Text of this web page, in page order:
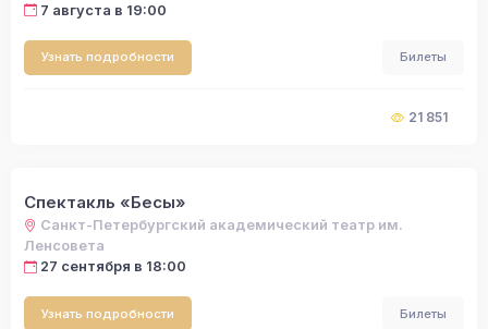
7 августа в 19:00
Узнать подробности Билеты
21 851
Спектакль «Бесы»
Санкт-Петербургский академический театр им.
Ленсовета
27 сентября в 18:00
Узнать подробности Билеты